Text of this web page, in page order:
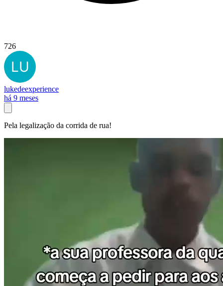
726
lukedeexperience
há 9 meses
Pela legalização da corrida de rua!